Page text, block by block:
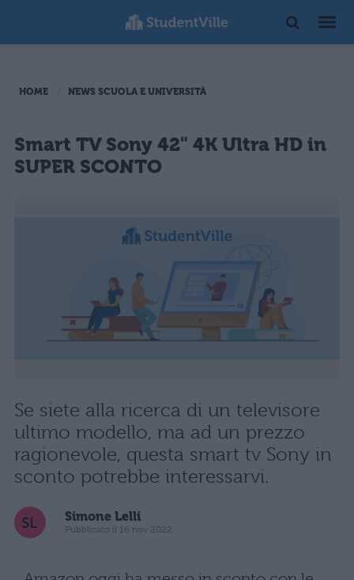
HOME NEWS SCUOLA E UNIVERSITÀ
Smart TV Sony 42" 4K Ultra HD in
SUPER SCONTO
Se siete alla ricerca di un televisore
ultimo modello, ma ad un prezzo
ragionevole, questa smart tv Sony in
sconto potrebbe interessarvi.
Simone Lelli
Pubblicato il 16 nov 2022